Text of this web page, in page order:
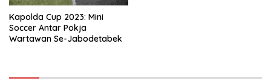
Kapolda Cup 2023: Mini
Soccer Antar Pokja
Wartawan Se-Jabodetabek